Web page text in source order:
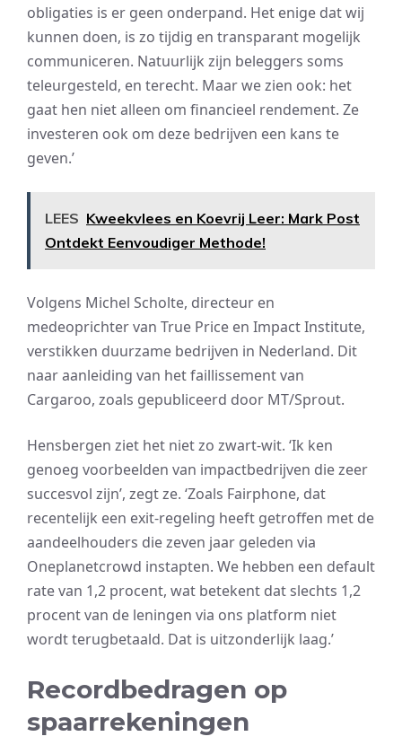
obligaties is er geen onderpand. Het enige dat wij
kunnen doen, is zo tijdig en transparant mogelijk
communiceren. Natuurlijk zijn beleggers soms
teleurgesteld, en terecht. Maar we zien ook: het
gaat hen niet alleen om financieel rendement. Ze
investeren ook om deze bedrijven een kans te
geven.’
LEES Kweekvlees en Koevrij Leer: Mark Post
Ontdekt Eenvoudiger Methode!
Volgens Michel Scholte, directeur en
medeoprichter van True Price en Impact Institute,
verstikken duurzame bedrijven in Nederland. Dit
naar aanleiding van het faillissement van
Cargaroo, zoals gepubliceerd door MT/Sprout.
Hensbergen ziet het niet zo zwart-wit. ‘Ik ken
genoeg voorbeelden van impactbedrijven die zeer
succesvol zijn’, zegt ze. ‘Zoals Fairphone, dat
recentelijk een exit-regeling heeft getroffen met de
aandeelhouders die zeven jaar geleden via
Oneplanetcrowd instapten. We hebben een default
rate van 1,2 procent, wat betekent dat slechts 1,2
procent van de leningen via ons platform niet
wordt terugbetaald. Dat is uitzonderlijk laag.’
Recordbedragen op
spaarrekeningen